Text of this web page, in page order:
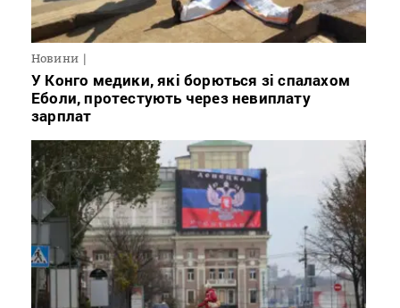
Новини
У Конго медики, які борються зі спалахом
Еболи, протестують через невиплату
зарплат